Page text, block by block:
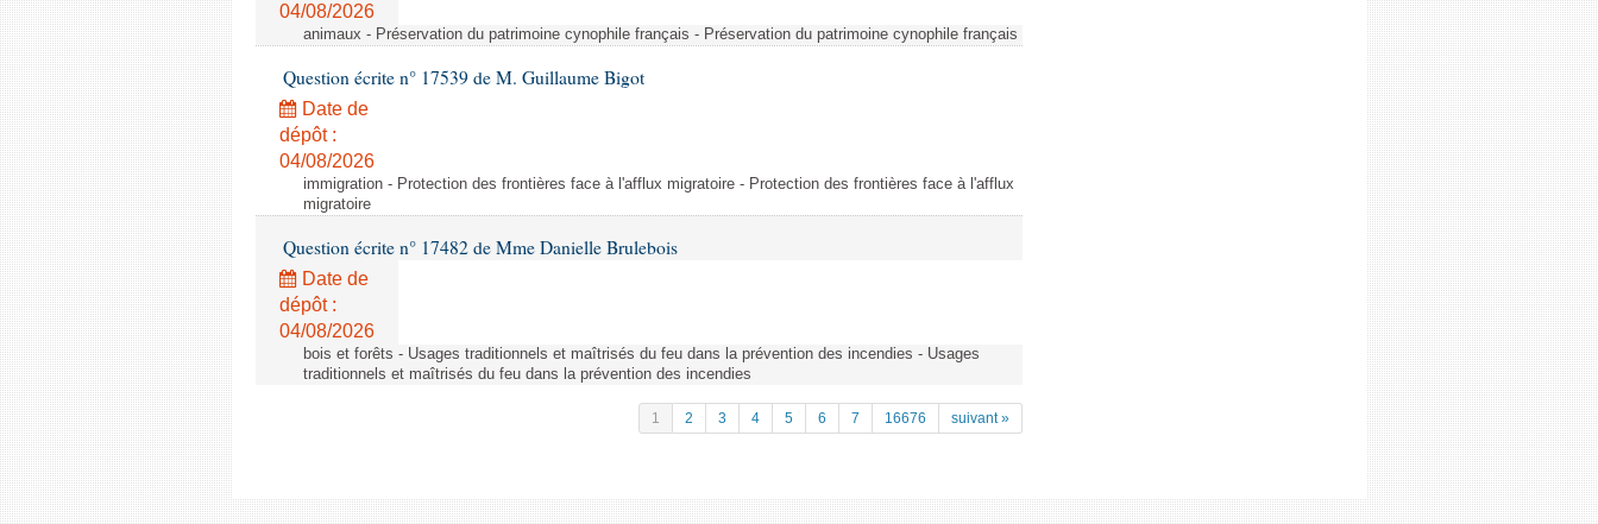
04/08/2026
animaux - Préservation du patrimoine cynophile français - Préservation du patrimoine cynophile français
Question écrite n° 17539 de M. Guillaume Bigot
Date de
dépôt :
04/08/2026
immigration - Protection des frontières face à l'afflux migratoire - Protection des frontières face à l'afflux
migratoire
Question écrite n° 17482 de Mme Danielle Brulebois
Date de
dépôt :
04/08/2026
bois et forêts - Usages traditionnels et maîtrisés du feu dans la prévention des incendies - Usages
traditionnels et maîtrisés du feu dans la prévention des incendies
1 2 3 4 5 6 7 16676 suivant »